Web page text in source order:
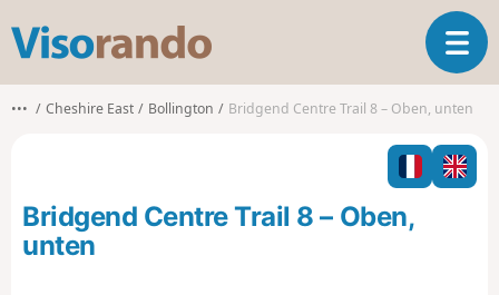
s
o
o
T
o
l
e
n
••• Cheshire East Bollington Bridgend Centre Trail 8 – Oben, unten
Bridgend Centre Trail 8 – Oben,
unten